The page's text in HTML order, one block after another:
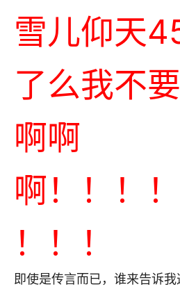
雪儿仰天
了么我不
啊啊
啊！！！！
！！！
即使是传言而已，谁来告诉